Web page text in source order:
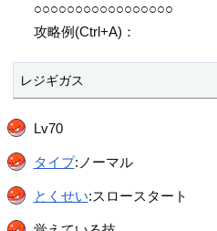
○○○○○○○○○○○○○○○○○
攻略例(Ctrl+A)：
レジギガス
Lv70
タイプ:ノーマル
とくせい:スロースタート